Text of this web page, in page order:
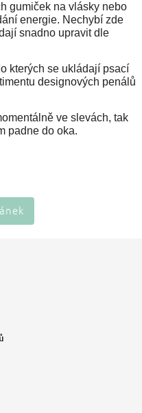
gumiček na vlásky nebo
energie. Nechybí zde
snadno upravit dle
kterých se ukládají psací
designových penálů
ve slevách, tak
padne do oka.